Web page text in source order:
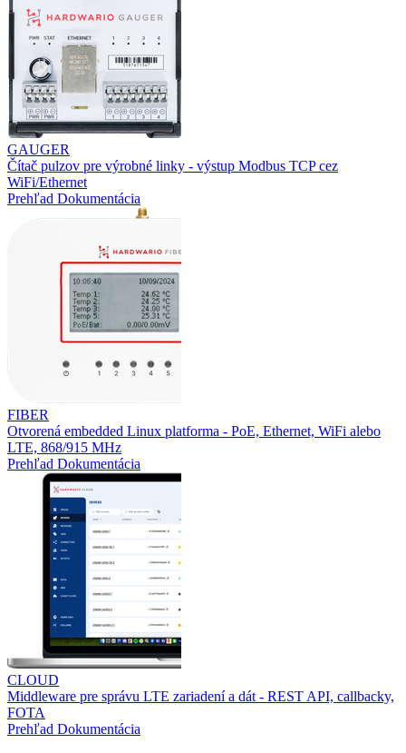
GAUGER
Čítač pulzov pre výrobné linky - výstup Modbus TCP cez
WiFi/Ethernet
Prehľad Dokumentácia
FIBER
Otvorená embedded Linux platforma - PoE, Ethernet, WiFi alebo
LTE, 868/915 MHz
Prehľad Dokumentácia
CLOUD
Middleware pre správu LTE zariadení a dát - REST API, callbacky,
FOTA
Prehľad Dokumentácia